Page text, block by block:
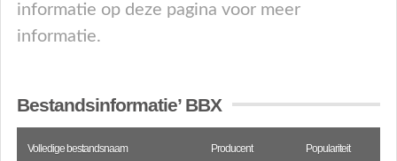
informatie op deze pagina voor meer
informatie.
Bestandsinformatie’ BBX
Volledige bestandsnaam Producent Populariteit